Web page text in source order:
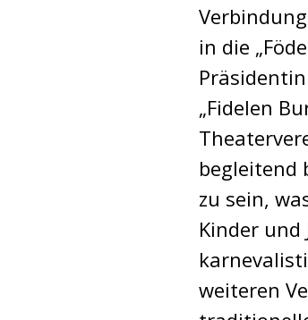
in die
„Fidelen
begleitend
zu sein,
Kinder und
weiteren